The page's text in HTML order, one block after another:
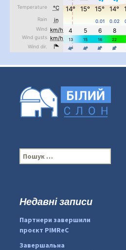
#PipIvanToday
pimrec_project
П
о
:Недавні записи
Партнери завершили
проєкт PIMReC
Завершальна